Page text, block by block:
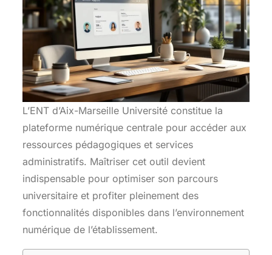
L’ENT d’Aix-Marseille Université constitue la
plateforme numérique centrale pour accéder aux
ressources pédagogiques et services
administratifs. Maîtriser cet outil devient
indispensable pour optimiser son parcours
universitaire et profiter pleinement des
fonctionnalités disponibles dans l’environnement
numérique de l’établissement.